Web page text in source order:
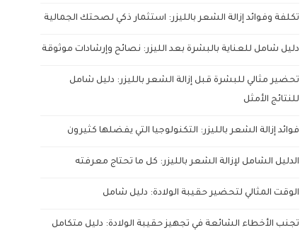
تكلفة وفوائد إزالة الشعر بالليزر: استثمار ذكي لصحتك الجمالية
دليل شامل للعناية بالبشرة بعد الليزر: نصائح وإرشادات موثوقة
تحضير مثالي للبشرة قبل إزالة الشعر بالليزر: دليل شامل
للنتائج الأمثل
فوائد إزالة الشعر بالليزر: التكنولوجيا التي يفضلها كثيرون
الدليل الشامل لإزالة الشعر بالليزر: كل ما تحتاج معرفته
الوقت المثالي لتحضير حقيبة الولادة: دليل شامل
تجنب الأخطاء الشائعة في تجهيز حقيبة الولادة: دليل متكامل